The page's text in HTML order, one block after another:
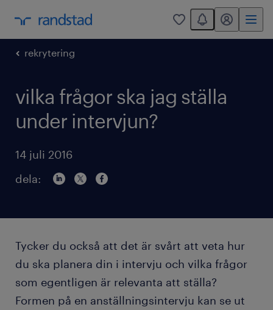
0
You have 0
mitt randstad
rekrytering
vilka frågor ska jag ställa
under intervjun?
14 juli 2016
dela:
Tycker du också att det är svårt att veta hur
du ska planera din i intervju och vilka frågor
som egentligen är relevanta att ställa?
Formen på en anställningsintervju kan se ut